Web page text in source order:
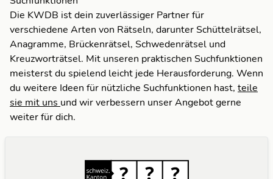
Die KWDB ist dein zuverlässiger Partner für
verschiedene Arten von Rätseln, darunter Schüttelrätsel,
Anagramme, Brückenrätsel, Schwedenrätsel und
Kreuzworträtsel. Mit unseren praktischen Suchfunktionen
meisterst du spielend leicht jede Herausforderung. Wenn
du weitere Ideen für nützliche Suchfunktionen hast, teile
sie mit uns und wir verbessern unser Angebot gerne
weiter für dich.